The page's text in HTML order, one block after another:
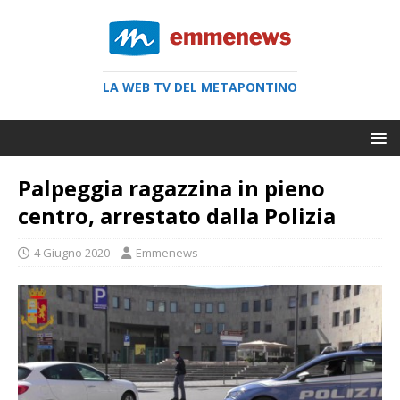
LA WEB TV DEL METAPONTINO
Palpeggia ragazzina in pieno
centro, arrestato dalla Polizia
4 Giugno 2020 Emmenews